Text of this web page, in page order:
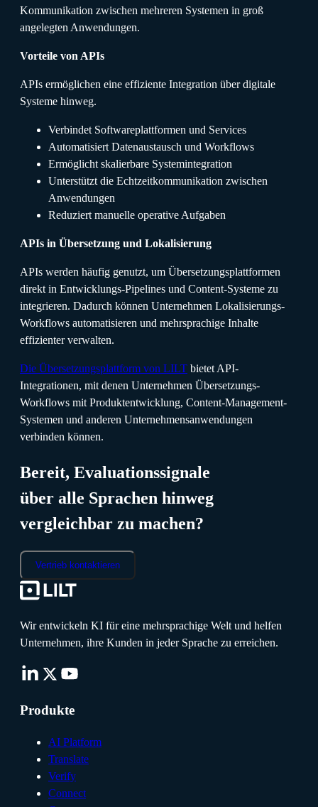
Kommunikation zwischen mehreren Systemen in groß
angelegten Anwendungen.
Vorteile von APIs
APIs ermöglichen eine effiziente Integration über digitale
Systeme hinweg.
Verbindet Softwareplattformen und Services
Automatisiert Datenaustausch und Workflows
Ermöglicht skalierbare Systemintegration
Unterstützt die Echtzeitkommunikation zwischen
Anwendungen
Reduziert manuelle operative Aufgaben
APIs in Übersetzung und Lokalisierung
APIs werden häufig genutzt, um Übersetzungsplattformen
direkt in Entwicklungs-Pipelines und Content-Systeme zu
integrieren. Dadurch können Unternehmen Lokalisierungs-
Workflows automatisieren und mehrsprachige Inhalte
effizienter verwalten.
Die Übersetzungsplattform von LILT bietet API-
Integrationen, mit denen Unternehmen Übersetzungs-
Workflows mit Produktentwicklung, Content-Management-
Systemen und anderen Unternehmensanwendungen
verbinden können.
Bereit, Evaluationssignale
über alle Sprachen hinweg
vergleichbar zu machen?
Vertrieb kontaktieren
Wir entwickeln KI für eine mehrsprachige Welt und helfen
Unternehmen, ihre Kunden in jeder Sprache zu erreichen.
Produkte
AI Platform
Translate
Verify
Connect